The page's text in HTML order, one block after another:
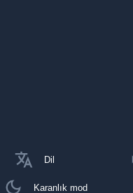
Dil
Karanlık mod